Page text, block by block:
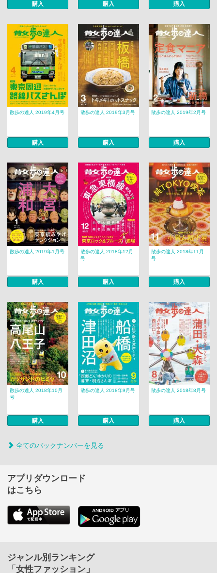
購入 購入 購入
散歩の達人 2019年4月号
購入
散歩の達人 2019年3月号
購入
散歩の達人 2019年2月号
購入
散歩の達人 2019年1月号
購入
散歩の達人 2018年12月
号
購入
散歩の達人 2018年11月
号
購入
散歩の達人 2018年10月
号
購入
散歩の達人 2018年9月号
購入
散歩の達人 2018年8月号
購入
全てのバックナンバーを見る
アプリダウンロード
はこちら
ジャンル別ランキング
「女性ファッション」